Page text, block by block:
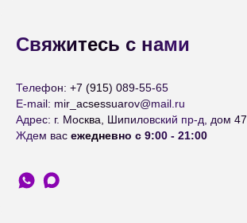
Свяжитесь с нами
Телефон: +7 (915) 089-55-65
E-mail: mir_acsessuarov@mail.ru
Адрес: г. Москва, Шипиловский пр-д, дом 47
Ждем вас ежедневно с 9:00 - 21:00